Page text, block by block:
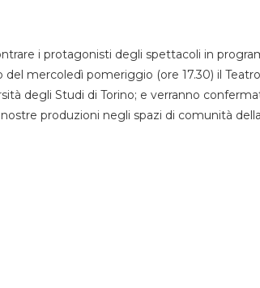
i protagonisti degli spettacoli in
mercoledì pomeriggio (ore 17.30) il
degli Studi di Torino; e verranno
produzioni negli spazi di comunità